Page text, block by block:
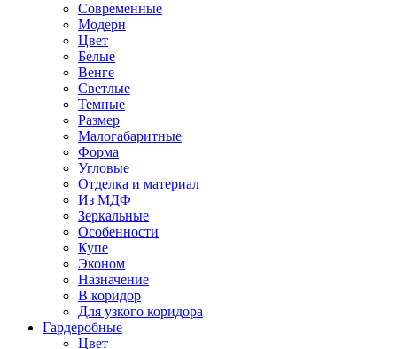
Современные
Модерн
Цвет
Белые
Венге
Светлые
Темные
Размер
Малогабаритные
Форма
Угловые
Отделка и материал
Из МДФ
Зеркальные
Особенности
Купе
Эконом
Назначение
В коридор
Для узкого коридора
Гардеробные
Цвет